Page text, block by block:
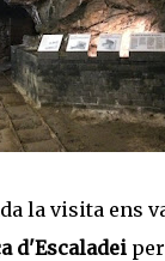
la visita ens
d'Escaladei